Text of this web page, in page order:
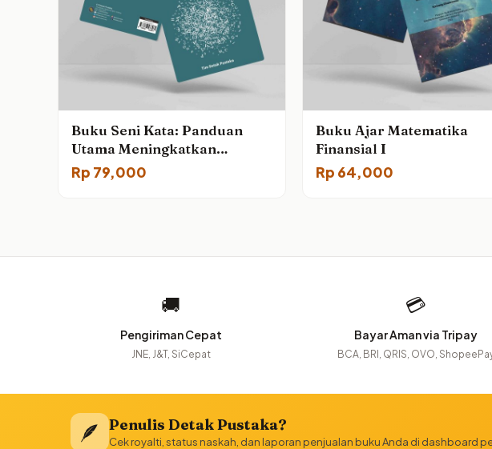
Buku Seni Kata: Panduan
Utama Meningkatkan
Keterampilan Berbahasa
Rp 79,000
Buku Ajar Matematika
Finansial I
Rp 64,000
🚚
Pengiriman Cepat
JNE, J&T, SiCepat
💳
Bayar Aman via Tripay
BCA, BRI, QRIS, OVO,
🪶 Penulis Detak Pustaka?
Cek royalti, status naskah, dan laporan penjualan buku Anda di dashboard